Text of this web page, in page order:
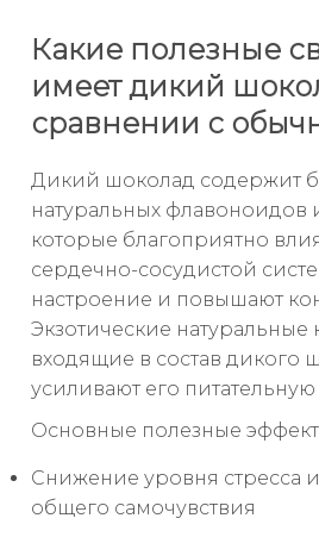
Какие полезные
имеет дикий
сравнении с
Дикий шоколад содержит
натуральных флавоноидов
которые благоприятно
сердечно-сосудистой
настроение и повышают
Экзотические натуральные
входящие в состав дикого
усиливают его
Основные полезные
Снижение уровня стресса
общего самочувствия